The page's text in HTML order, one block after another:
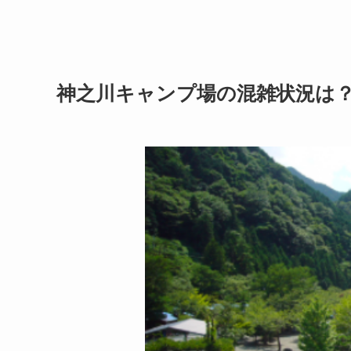
神之川キャンプ場の混雑状況は